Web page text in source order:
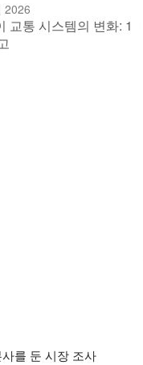
2026
교통 시스템의 변화: 1
를 둔 시장 조사